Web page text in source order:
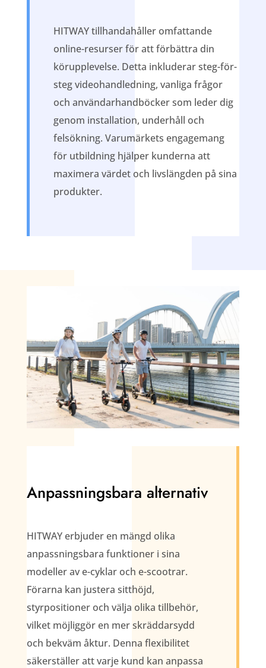
HITWAY tillhandahåller omfattande
online-resurser för att förbättra din
körupplevelse. Detta inkluderar steg-för-
steg videohandledning, vanliga frågor
och användarhandböcker som leder dig
genom installation, underhåll och
felsökning. Varumärkets engagemang
för utbildning hjälper kunderna att
maximera värdet och livslängden på sina
produkter.
Anpassningsbara alternativ
HITWAY erbjuder en mängd olika
anpassningsbara funktioner i sina
modeller av e-cyklar och e-scootrar.
Förarna kan justera sitthöjd,
styrpositioner och välja olika tillbehör,
vilket möjliggör en mer skräddarsydd
och bekväm åktur. Denna flexibilitet
säkerställer att varje kund kan anpassa